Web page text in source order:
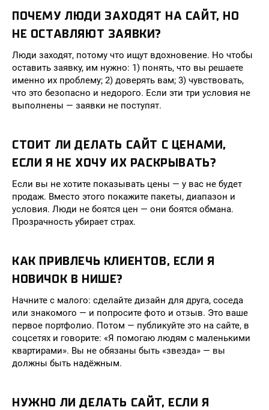
ПОЧЕМУ ЛЮДИ ЗАХОДЯТ НА САЙТ, НО
НЕ ОСТАВЛЯЮТ ЗАЯВКИ?
Люди заходят, потому что ищут вдохновение. Но чтобы
оставить заявку, им нужно: 1) понять, что вы решаете
именно их проблему; 2) доверять вам; 3) чувствовать,
что это безопасно и недорого. Если эти три условия не
выполнены — заявки не поступят.
СТОИТ ЛИ ДЕЛАТЬ САЙТ С ЦЕНАМИ,
ЕСЛИ Я НЕ ХОЧУ ИХ РАСКРЫВАТЬ?
Если вы не хотите показывать цены — у вас не будет
продаж. Вместо этого покажите пакеты, диапазон и
условия. Люди не боятся цен — они боятся обмана.
Прозрачность убирает страх.
КАК ПРИВЛЕЧЬ КЛИЕНТОВ, ЕСЛИ Я
НОВИЧОК В НИШЕ?
Начните с малого: сделайте дизайн для друга, соседа
или знакомого — и попросите фото и отзыв. Это ваше
первое портфолио. Потом — публикуйте это на сайте, в
соцсетях и говорите: «Я помогаю людям с маленькими
квартирами». Вы не обязаны быть «звезда» — вы
должны быть надёжным.
НУЖНО ЛИ ДЕЛАТЬ САЙТ, ЕСЛИ Я